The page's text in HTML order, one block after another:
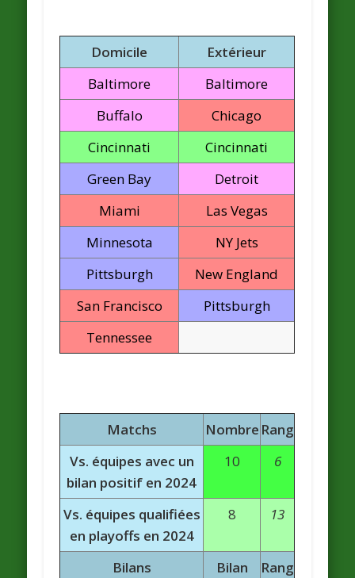
Domicile
Extérieur
Baltimore
Baltimore
Buffalo
Chicago
Cincinnati
Cincinnati
Green Bay
Detroit
Miami
Las Vegas
Minnesota
NY Jets
Pittsburgh
New England
San Francisco
Pittsburgh
Tennessee
Matchs Nombre Rang
Vs. équipes avec un
bilan positif en 2024
10 6
Vs. équipes qualifiées
en playoffs en 2024
8 13
Bilans Bilan
Rang